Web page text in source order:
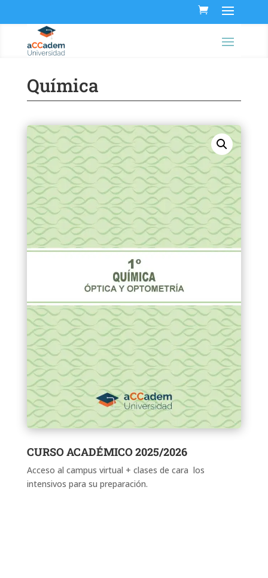
Química
CURSO ACADÉMICO 2025/2026
Acceso al campus virtual + clases de cara los
intensivos para su preparación.